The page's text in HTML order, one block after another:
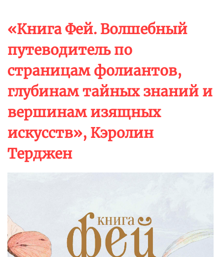
«Книга Фей. Волшебный
путеводитель по
страницам фолиантов,
глубинам тайных знаний и
вершинам изящных
искусств», Кэролин
Терджен